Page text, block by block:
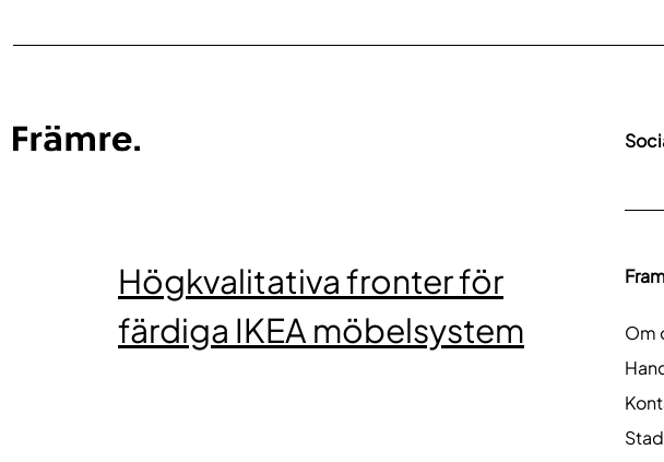
Högkvalitativa fronter för
färdiga IKEA möbelsystem
Om